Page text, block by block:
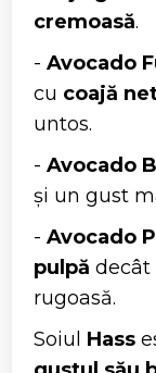
cremoasă.
-Avocado
cu coajă
untos.
-Avocado
și un gust
-Avocado
pulpă decât
rugoasă.
Soiul Hass